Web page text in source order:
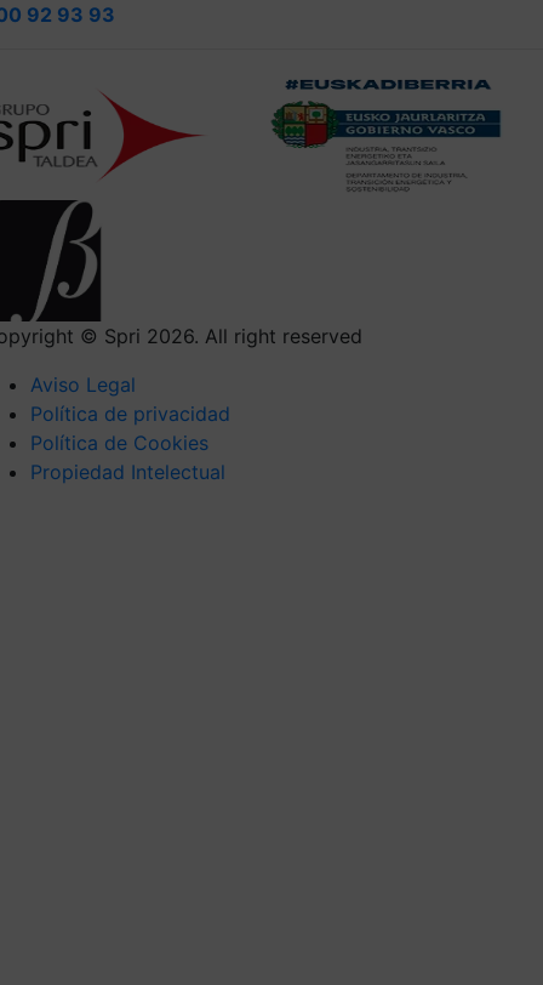
92 93 93
© Spri 2026. All right reserved
Aviso Legal
Política de privacidad
Política de Cookies
Propiedad Intelectual